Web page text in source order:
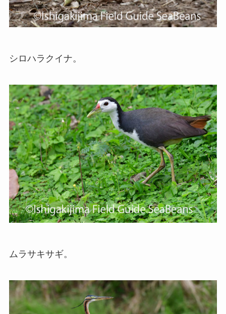
シロハラクイナ。
ムラサキサギ。